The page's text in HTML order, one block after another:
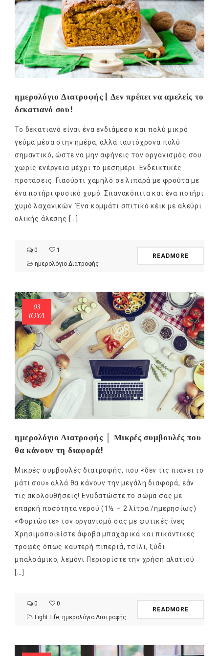
ημερολόγιο Διατροφής | Δεν πρέπει να αμελείς το
δεκατιανό σου!
Το δεκατιανό είναι ένα ενδιάμεσο και πολύ μικρό
γεύμα μέσα στην ημέρα, αλλά ταυτόχρονα πολύ
σημαντικό, ώστε να μην αφήνεις τον οργανισμός σου
χωρίς ενέργεια μέχρι το μεσημέρι. Ενδεικτικές
προτάσεις: Γιαούρτι χαμηλό σε λιπαρά με φρούτα με
ένα ποτήρι φυσικό χυμό. Σπανακόπιτα και ένα ποτήρι
χυμό λαχανικών. Ένα κομμάτι σπιτικό κέικ με αλεύρι
ολικής άλεσης […]
0
1
ημερολόγιο Διατροφής
READMORE
03
ΙΟΎΛ
ημερολόγιο Διατροφής │ Μικρές συμβουλές που
θα κάνουν τη διαφορά!
Μικρές συμβουλές διατροφής, που «δεν τις πιάνει το
μάτι σου» αλλά θα κάνουν την μεγάλη διαφορά, εάν
τις ακολουθήσεις! Ενυδατώστε το σώμα σας με
επαρκή ποσότητα νερού (1½ – 2 λίτρα /ημερησίως)
«Φορτώστε» τον οργανισμό σας με φυτικές ίνες
Χρησιμοποιείστε άφοβα μπαχαρικά και πικάντικες
τροφές όπως καυτερή πιπεριά, τσίλι, ξύδι
μπαλσάμικο, λεμόνι Περιορίστε την χρήση αλατιού
[…]
0
0
Light Life ημερολόγιο Διατροφής
READMORE